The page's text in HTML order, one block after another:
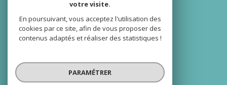
secretariat@monagencerm.com
Nous
votre visite.
En poursuivant, vous acceptez l'utilisation des
cookies par ce site, afin de vous proposer des
contenus adaptés et réaliser des statistiques !
PARAMÉTRER